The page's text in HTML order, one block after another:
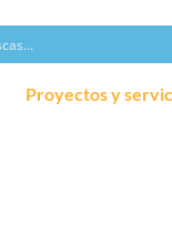
Proyectos y